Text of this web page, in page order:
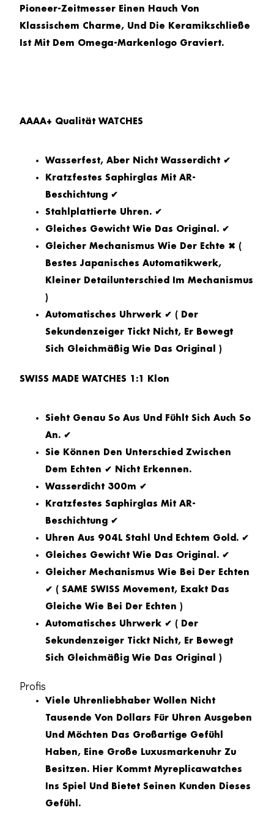
Pioneer-Zeitmesser Einen Hauch Von
Klassischem Charme, Und Die Keramikschließe
Ist Mit Dem Omega-Markenlogo Graviert.
AAAA+ Qualität WATCHES
Wasserfest, Aber Nicht Wasserdicht ✔
Kratzfestes Saphirglas Mit AR-
Beschichtung ✔
Stahlplattierte Uhren. ✔
Gleiches Gewicht Wie Das Original. ✔
Gleicher Mechanismus Wie Der Echte ✖ (
Bestes Japanisches Automatikwerk,
Kleiner Detailunterschied Im Mechanismus
)
Automatisches Uhrwerk ✔ ( Der
Sekundenzeiger Tickt Nicht, Er Bewegt
Sich Gleichmäßig Wie Das Original )
SWISS MADE WATCHES 1:1 Klon
Sieht Genau So Aus Und Fühlt Sich Auch So
An. ✔
Sie Können Den Unterschied Zwischen
Dem Echten ✔ Nicht Erkennen.
Wasserdicht 300m ✔
Kratzfestes Saphirglas Mit AR-
Beschichtung ✔
Uhren Aus 904L Stahl Und Echtem Gold. ✔
Gleiches Gewicht Wie Das Original. ✔
Gleicher Mechanismus Wie Bei Der Echten
✔ ( SAME SWISS Movement, Exakt Das
Gleiche Wie Bei Der Echten )
Automatisches Uhrwerk ✔ ( Der
Sekundenzeiger Tickt Nicht, Er Bewegt
Sich Gleichmäßig Wie Das Original )
Profis
Viele Uhrenliebhaber Wollen Nicht
Tausende Von Dollars Für Uhren Ausgeben
Und Möchten Das Großartige Gefühl
Haben, Eine Große Luxusmarkenuhr Zu
Besitzen. Hier Kommt Myreplicawatches
Ins Spiel Und Bietet Seinen Kunden Dieses
Gefühl.